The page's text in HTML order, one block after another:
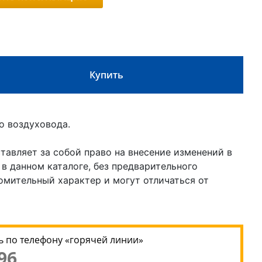
Купить
воздуховода.
за собой право на внесение изменений в
данном каталоге, без предварительного
характер и могут отличаться от
телефону «горячей линии»